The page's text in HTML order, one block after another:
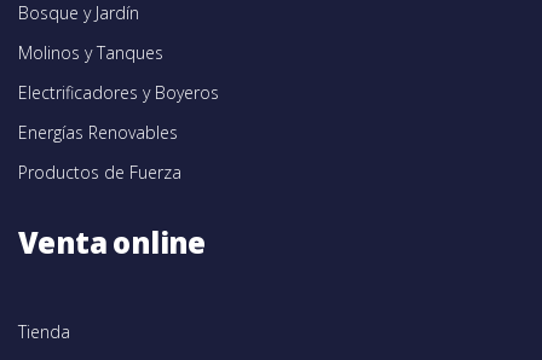
Bosque y Jardín
Molinos y Tanques
Electrificadores y Boyeros
Energías Renovables
Productos de Fuerza
Venta online
Tienda